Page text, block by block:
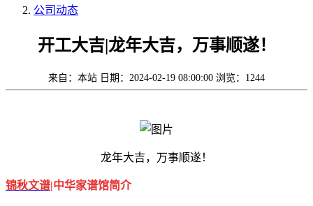
公司动态
开工大吉|龙年大吉，万事顺遂！
来自：本站 日期：2024-02-19 08:00:00 浏览：1244
龙年大吉，万事顺遂！
锦秋文谱|中华家谱馆简介